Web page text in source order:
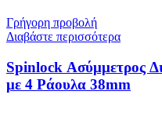
Γρήγορη προβολή
Διαβάστε περισσότερα
Spinlock Ασύμμετρος
με 4 Ράουλα 38mm